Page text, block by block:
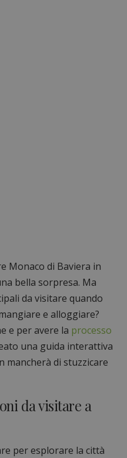
Monaco di Baviera in
bella sorpresa. Ma
da visitare quando
e alloggiare?
e per avere la processo
una guida interattiva
mancherà di stuzzicare
da visitare a
per esplorare la città